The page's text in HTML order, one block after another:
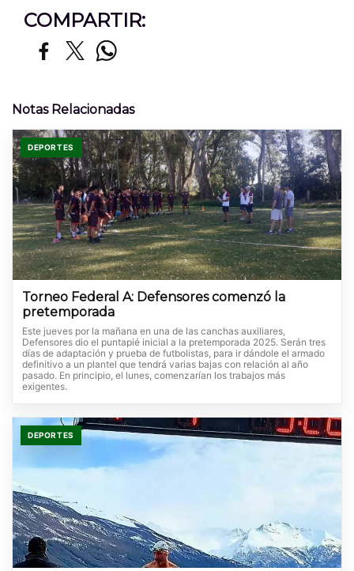
COMPARTIR:
Notas Relacionadas
DEPORTES
Torneo Federal A: Defensores comenzó la
pretemporada
Este jueves por la mañana en una de las canchas auxiliares,
Defensores dio el puntapié inicial a la pretemporada 2025. Serán tres
días de adaptación y prueba de futbolistas, para ir dándole el armado
definitivo a un plantel que tendrá varias bajas con relación al año
pasado. En principio, el lunes, comenzarían los trabajos más
exigentes.
DEPORTES